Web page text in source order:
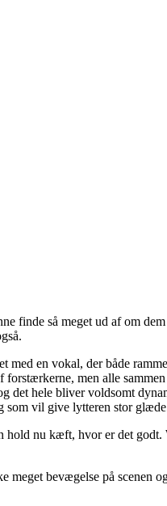
så meget ud af om
en vokal, der både
forstærkerne, men alle
hele bliver voldsomt
som vil give lytteren stor
nu kæft, hvor er det
bevægelse på scenen